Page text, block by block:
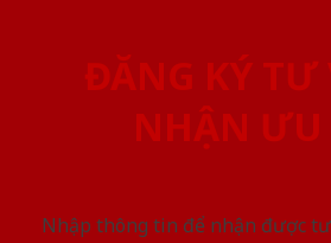
ĐĂNG KÝ TƯ
NHẬN
Nhập thông tin để nhận được